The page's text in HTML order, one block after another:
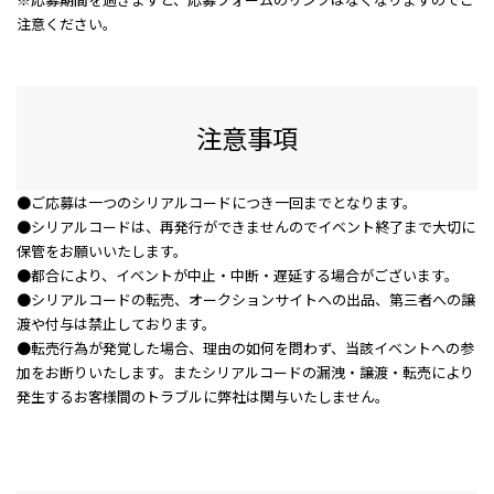
注意ください。
注意事項
●ご応募は一つのシリアルコードにつき一回までとなります。
●シリアルコードは、再発行ができませんのでイベント終了まで大切に
保管をお願いいたします。
●都合により、イベントが中止・中断・遅延する場合がございます。
●シリアルコードの転売、オークションサイトヘの出品、第三者への譲
渡や付与は禁止しております。
●転売行為が発覚した場合、理由の如何を問わず、当該イベントへの参
加をお断りいたします。またシリアルコードの漏洩・譲渡・転売により
発生するお客様間のトラブルに弊社は関与いたしません。